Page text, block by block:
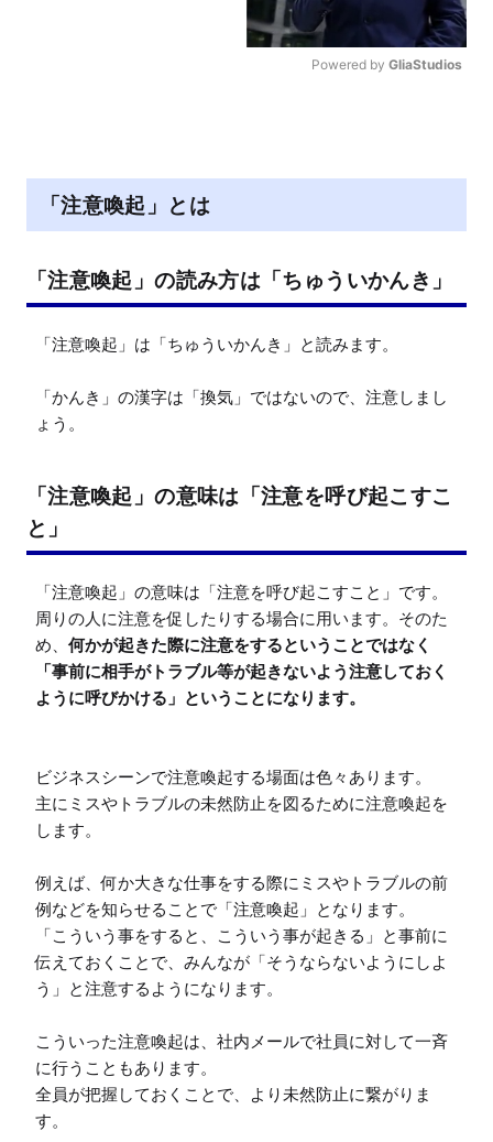
Powered by GliaStudios
「注意喚起」とは
「注意喚起」の読み方は「ちゅういかんき」
「注意喚起」は「ちゅういかんき」と読みます。
「かんき」の漢字は「換気」ではないので、注意しまし
ょう。
「注意喚起」の意味は「注意を呼び起こすこ
と」
「注意喚起」の意味は「注意を呼び起こすこと」です。
周りの人に注意を促したりする場合に用います。そのた
め、 何かが起きた際に注意をするということではなく
「事前に相手がトラブル等が起きないよう注意しておく
ように呼びかける」ということになります。
ビジネスシーンで注意喚起する場面は色々あります。
主にミスやトラブルの未然防止を図るために注意喚起を
します。
例えば、何か大きな仕事をする際にミスやトラブルの前
例などを知らせることで「注意喚起」となります。
「こういう事をすると、こういう事が起きる」と事前に
伝えておくことで、みんなが「そうならないようにしよ
う」と注意するようになります。
こういった注意喚起は、社内メールで社員に対して一斉
に行うこともあります。
全員が把握しておくことで、より未然防止に繋がりま
す。